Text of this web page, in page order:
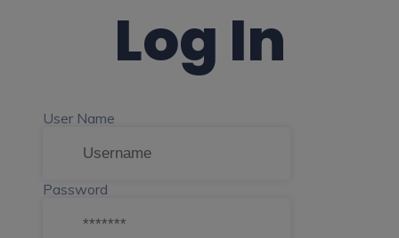
Log In
User Name
Password